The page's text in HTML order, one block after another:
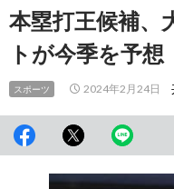
動本塁打王候補、
トが今季を予想
スポーツ 2024年2月24日